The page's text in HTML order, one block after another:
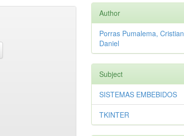
Author
Porras Pumalema, Cristian
Daniel
Subject
SISTEMAS EMBEBIDOS
TKINTER